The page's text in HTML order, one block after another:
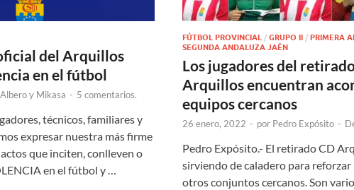
del Arquillos
en el fútbol
Albero y Mikasa - 5 comentarios.
técnicos, familiares y
expresar nuestra más firme
que inciten, conlleven o
en el fútbol y …
FÚTBOL PROVINCIAL / GRUPO II / PRIMERA
SEGUNDA ANDALUZA JAÉN
Los jugadores del
Arquillos encuentran
equipos cercanos
26 enero, 2022 - por Pedro Expósito -
Pedro Expósito.- El retirado CD
sirviendo de caladero para
otros conjuntos cercanos. Son